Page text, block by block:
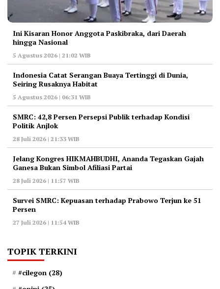
Ini Kisaran Honor Anggota Paskibraka, dari Daerah
hingga Nasional
5 Agustus 2026 | 21:02 WIB
Indonesia Catat Serangan Buaya Tertinggi di Dunia,
Seiring Rusaknya Habitat
5 Agustus 2026 | 06:31 WIB
‎SMRC: 42,8 Persen Persepsi Publik terhadap Kondisi
Politik Anjlok
28 Juli 2026 | 21:33 WIB
‎Jelang Kongres HIKMAHBUDHI, Ananda Tegaskan Gajah
Ganesa Bukan Simbol Afiliasi Partai
28 Juli 2026 | 11:57 WIB
‎Survei SMRC: Kepuasan terhadap Prabowo Terjun ke 51
Persen
27 Juli 2026 | 11:54 WIB
TOPIK TERKINI
#cilegon (28)